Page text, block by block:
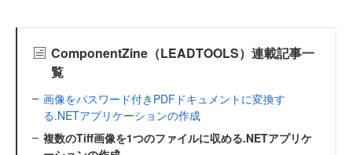
ComponentZine（LEADTOOLS）連載記事一
覧
画像をパスワード付きPDFドキュメントに変換す
る.NETアプリケーションの作成
複数のTiff画像を1つのファイルに収める.NETアプリケ